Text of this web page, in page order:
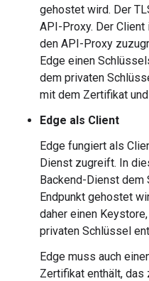
gehostet wird. Der
API-Proxy. Der
den API-Proxy
Edge einen
dem privaten
mit dem Zertifikat
Edge als Client
Edge fungiert als
Dienst zugreift. In
Backend-Dienst dem
Endpunkt gehostet
daher einen
privaten Schlüssel
Edge muss auch
Zertifikat enthält, das